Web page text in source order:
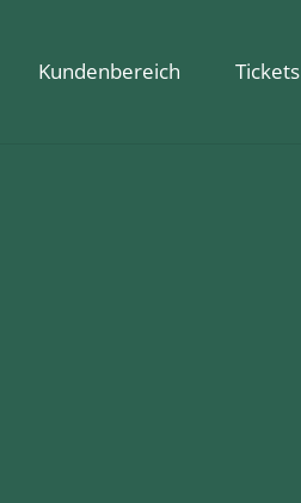
Kundenbereich Tickets